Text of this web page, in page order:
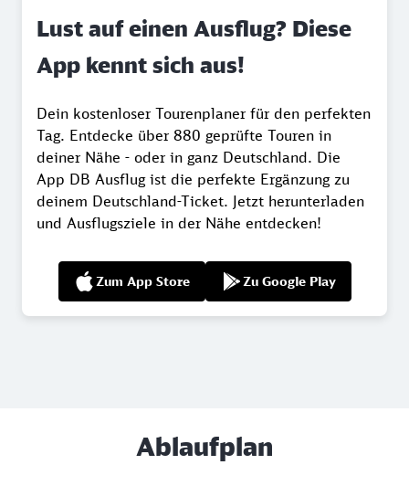
Lust auf einen Ausflug? Diese
App kennt sich aus!
Dein kostenloser Tourenplaner für den perfekten
Tag. Entdecke über 880 geprüfte Touren in
deiner Nähe - oder in ganz Deutschland. Die
App DB Ausflug ist die perfekte Ergänzung zu
deinem Deutschland-Ticket. Jetzt herunterladen
und Ausflugsziele in der Nähe entdecken!
Zum App Store Zu Google Play
Ablaufplan